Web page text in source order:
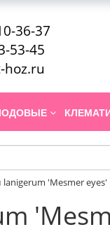
36-37
53-45
hoz.ru
'Mesmer eyes'